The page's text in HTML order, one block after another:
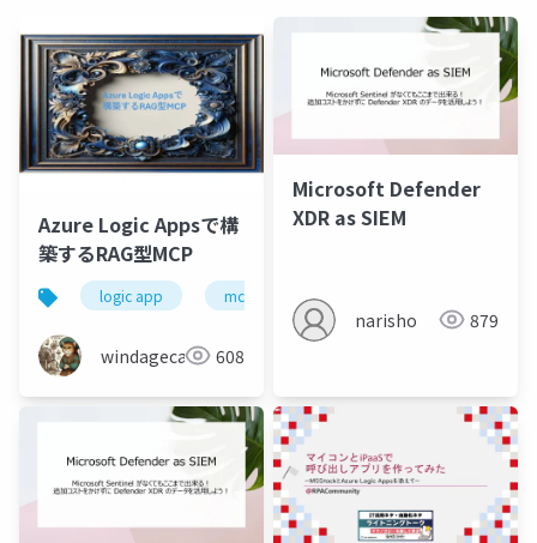
Azure Logic Appsで構
築するRAG型MCP
logic app mcp
windagecat 608
Microsoft Defender
XDR as SIEM
narisho 879